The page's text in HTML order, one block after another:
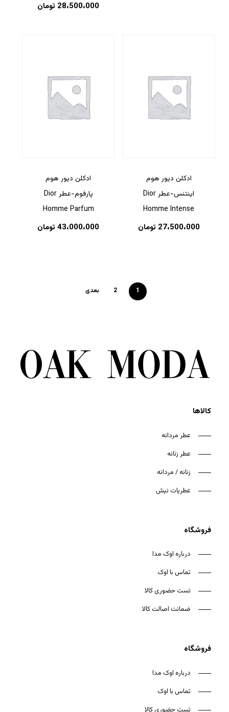
28،500،000 تومان
ادکلن دیور هوم
اینتنس-عطر Dior
Homme Intense
27،500،000 تومان
ادکلن دیور هوم
پارفوم-عطر Dior
Homme Parfum
43،000،000 تومان
1
2 بعدی
کالاها
عطر مردانه
عطر زنانه
زنانه / مردانه
عطریات نیش
فروشگاه
درباره اوک مدا
تماس با اوک
تست حضوری کالا
ضمانت اصالت کالا
فروشگاه
درباره اوک مدا
تماس با اوک
تست حضوری کالا